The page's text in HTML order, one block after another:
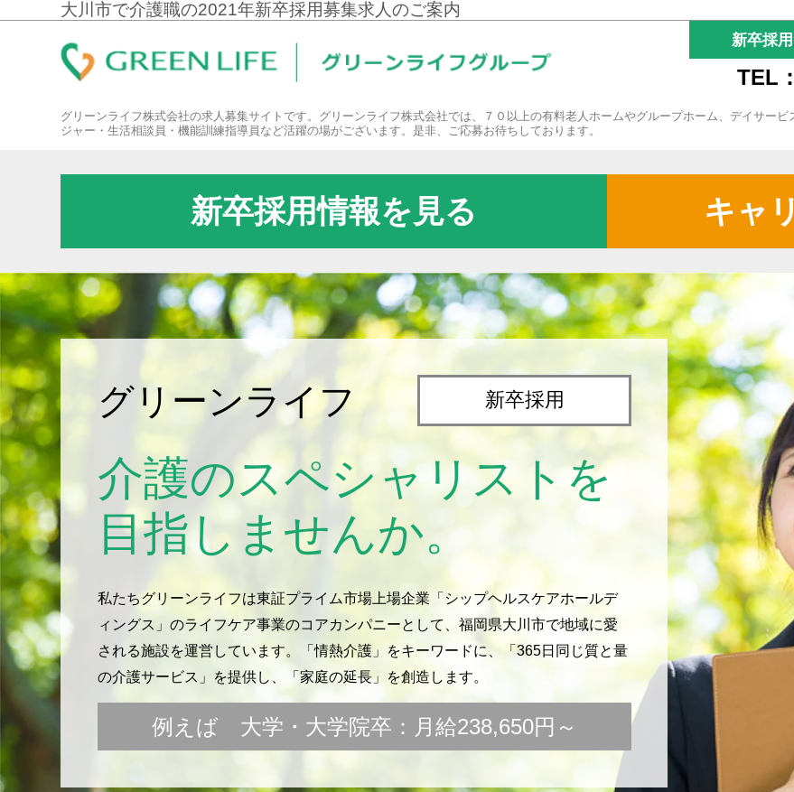
大川市で介護職の2021年新卒採用募集求人のご案内
新卒採
TEL
グリーンライフ株式会社の求人募集サイトです。グリーンライフ株式会社では、７０以上の有料老人ホームやグループホーム、デイサー
ジャー・生活相談員・機能訓練指導員など活躍の場がございます。是非、ご応募お待ちしております。
新卒採用情報を見る キャ
グリーンライフ 新卒採用
介護のスペシャリストを
目指しませんか。
私たちグリーンライフは東証プライム市場上場企業「シップヘルスケアホールデ
ィングス」のライフケア事業のコアカンパニーとして、福岡県大川市で地域に愛
される施設を運営しています。「情熱介護」をキーワードに、「365日同じ質と量
の介護サービス」を提供し、「家庭の延長」を創造します。
例えば 大学・大学院卒：月給238,650円～